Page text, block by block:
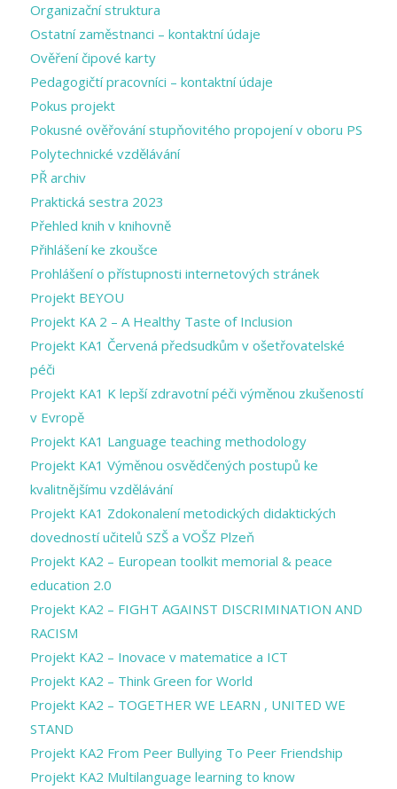
Organizační struktura
Ostatní zaměstnanci – kontaktní údaje
Ověření čipové karty
Pedagogičtí pracovníci – kontaktní údaje
Pokus projekt
Pokusné ověřování stupňovitého propojení v oboru PS
Polytechnické vzdělávání
PŘ archiv
Praktická sestra 2023
Přehled knih v knihovně
Přihlášení ke zkoušce
Prohlášení o přístupnosti internetových stránek
Projekt BEYOU
Projekt KA 2 – A Healthy Taste of Inclusion
Projekt KA1 Červená předsudkům v ošetřovatelské
péči
Projekt KA1 K lepší zdravotní péči výměnou zkušeností
v Evropě
Projekt KA1 Language teaching methodology
Projekt KA1 Výměnou osvědčených postupů ke
kvalitnějšímu vzdělávání
Projekt KA1 Zdokonalení metodických didaktických
dovedností učitelů SZŠ a VOŠZ Plzeň
Projekt KA2 – European toolkit memorial & peace
education 2.0
Projekt KA2 – FIGHT AGAINST DISCRIMINATION AND
RACISM
Projekt KA2 – Inovace v matematice a ICT
Projekt KA2 – Think Green for World
Projekt KA2 – TOGETHER WE LEARN , UNITED WE
STAND
Projekt KA2 From Peer Bullying To Peer Friendship
Projekt KA2 Multilanguage learning to know